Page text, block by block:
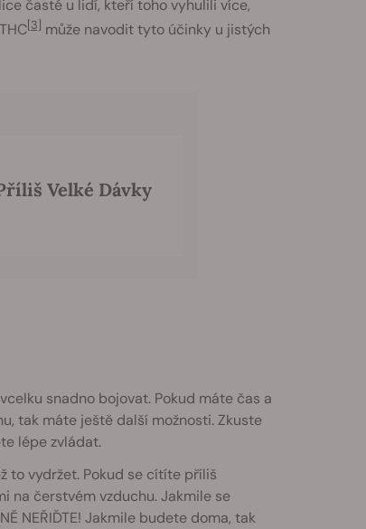
časté u lidí, kteří toho vyhulili více,
[3] může navodit tyto účinky u jistých
Velké Dávky
snadno bojovat. Pokud máte čas a
tak máte ještě další možnosti. Zkuste
lépe zvládat.
to vydržet. Pokud se cítíte příliš
na čerstvém vzduchu. Jakmile se
NEŘIĎTE! Jakmile budete doma, tak